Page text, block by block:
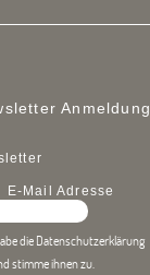
Anmeldung
E-Mail Adresse
die Datenschutzerklärung
stimme ihnen zu.